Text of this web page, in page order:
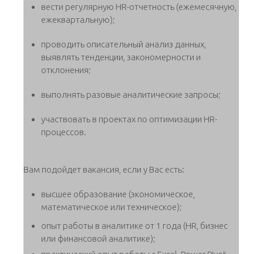
вести регулярную HR-отчетность (ежемесячную,
ежеквартальную);
проводить описательный анализ данных,
выявлять тенденции, закономерности и
отклонения;
выполнять разовые аналитические запросы;
участвовать в проектах по оптимизации HR-
процессов.
Вам подойдет вакансия, если у Вас есть:
высшее образование (экономическое,
математическое или техническое);
опыт работы в аналитике от 1 года (HR, бизнес
или финансовой аналитике);